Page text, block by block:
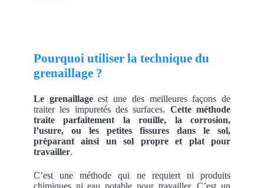
Pourquoi utiliser la technique du
grenaillage ?
Le grenaillageest une des meilleures façons de
traiter les impuretés des surfaces. Cette méthode
traite parfaitement la rouille, la corrosion,
l’usure, ou les petites fissures dans le sol,
préparant ainsi un sol propre et plat pour
travailler.
C’est une méthode qui ne requiert ni produits
chimiques ni eau potable pour travailler. C’est un